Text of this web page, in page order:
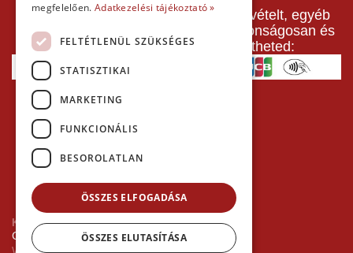
A pályafoglalást, gokartverseny részvételt, egyéb
termékeinket, szolgáltatásainkat biztonságosan és
gyorsan bankkártyával is kifizetheted:
Kezdőlap
Copyright © 2026 Minden jog fenntartva!
megfelelően. Adatkezelési tájékoztató »
FELTÉTLENÜL SZÜKSÉGES
STATISZTIKAI
MARKETING
FUNKCIONÁLIS
BESOROLATLAN
ÖSSZES ELFOGADÁSA
ÖSSZES ELUTASÍTÁSA